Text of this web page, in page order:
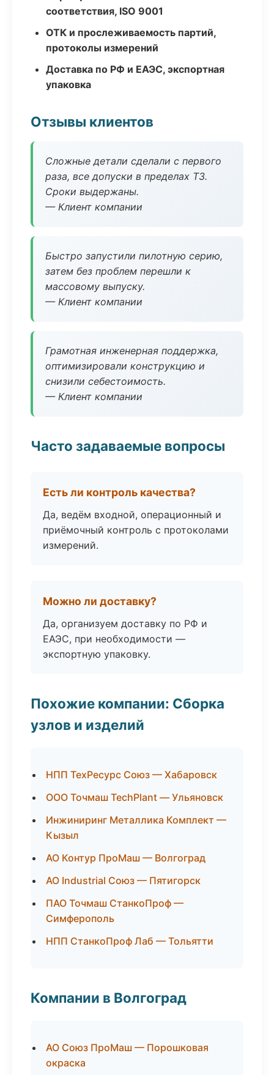
соответствия, ISO 9001
ОТК и прослеживаемость партий,
протоколы измерений
Доставка по РФ и ЕАЭС, экспортная
упаковка
Отзывы клиентов
Сложные детали сделали с первого
раза, все допуски в пределах ТЗ.
Сроки выдержаны.
— Клиент компании
Быстро запустили пилотную серию,
затем без проблем перешли к
массовому выпуску.
— Клиент компании
Грамотная инженерная поддержка,
оптимизировали конструкцию и
снизили себестоимость.
— Клиент компании
Часто задаваемые вопросы
Есть ли контроль качества?
Да, ведём входной, операционный и
приёмочный контроль с протоколами
измерений.
Можно ли доставку?
Да, организуем доставку по РФ и
ЕАЭС, при необходимости —
экспортную упаковку.
Похожие компании: Сборка
узлов и изделий
НПП ТехРесурс Союз — Хабаровск
ООО Точмаш TechPlant — Ульяновск
Инжиниринг Металлика Комплект —
Кызыл
АО Контур ПроМаш — Волгоград
АО Industrial Союз — Пятигорск
ПАО Точмаш СтанкоПроф —
Симферополь
НПП СтанкоПроф Лаб — Тольятти
Компании в Волгоград
АО Союз ПроМаш — Порошковая
окраска